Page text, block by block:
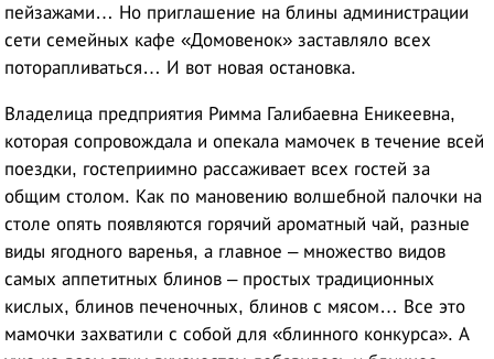
пейзажами… Но приглашение на блины администрации
сети семейных кафе «Домовенок» заставляло всех
поторапливаться… И вот новая остановка.
Владелица предприятия Римма Галибаевна Еникеевна,
которая сопровождала и опекала мамочек в течение всей
поездки, гостеприимно рассаживает всех гостей за
общим столом. Как по мановению волшебной палочки на
столе опять появляются горячий ароматный чай, разные
виды ягодного варенья, а главное – множество видов
самых аппетитных блинов – простых традиционных
кислых, блинов печеночных, блинов с мясом… Все это
мамочки захватили с собой для «блинного конкурса». А